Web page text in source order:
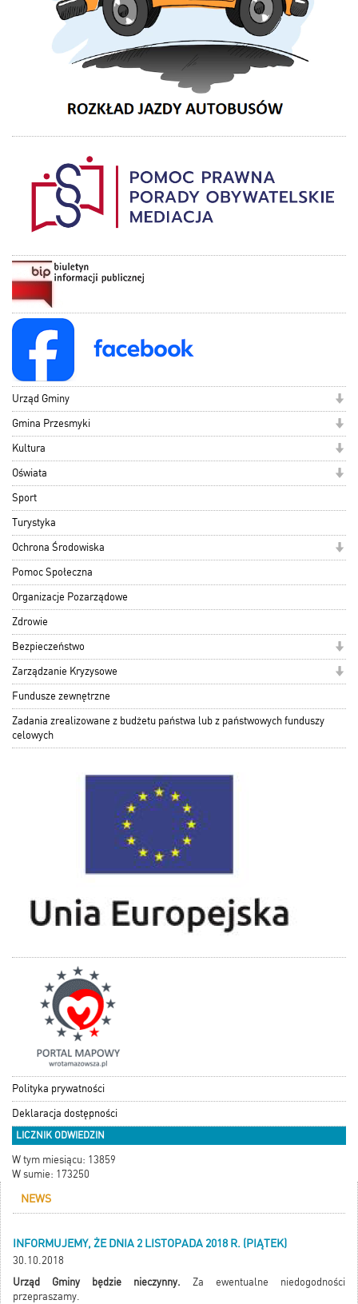
Urząd Gminy
Gmina Przesmyki
Kultura
Oświata
Sport
Turystyka
Ochrona Środowiska
Pomoc Społeczna
Organizacje Pozarządowe
Zdrowie
Bezpieczeństwo
Zarządzanie Kryzysowe
Fundusze zewnętrzne
Zadania zrealizowane z budżetu państwa lub z państwowych funduszy
celowych
Polityka prywatności
Deklaracja dostępności
LICZNIK ODWIEDZIN
W tym miesiącu: 13859
W sumie: 173250
NEWS
INFORMUJEMY, ŻE DNIA 2 LISTOPADA 2018 R. (PIĄTEK)
30.10.2018
Urząd Gminy będzie nieczynny. Za ewentualne niedogodności
przepraszamy.